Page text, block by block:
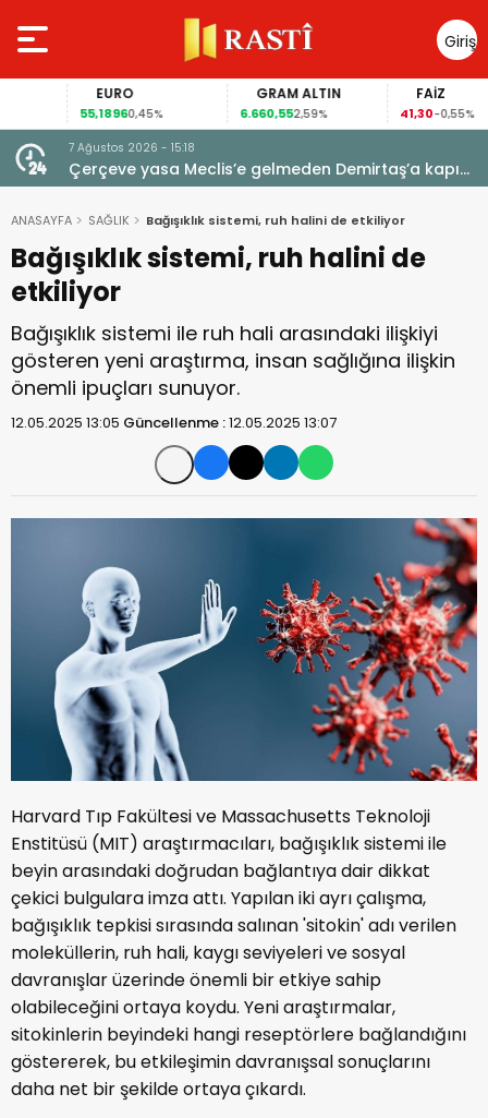
Giriş
Yap
EURO
55,18960,45%
GRAM ALTIN
6.660,552,59% 41,30-0,55%
için
7 Ağustos 2026 - 15:18
Çerçeve yasa Meclis’e gelmeden Demirtaş’a kapı
kapandı: AİHM kararlarının ardından şimdi de siyasi
veto tartışması
ANASAYFA SAĞLIK Bağışıklık sistemi, ruh halini de etkiliyor
Bağışıklık sistemi, ruh halini de
etkiliyor
Bağışıklık sistemi ile ruh hali arasındaki ilişkiyi
gösteren yeni araştırma, insan sağlığına ilişkin
önemli ipuçları sunuyor.
12.05.2025 13:05 Güncellenme :12.05.2025 13:07
Harvard Tıp Fakültesi ve Massachusetts Teknoloji
Enstitüsü (MIT) araştırmacıları, bağışıklık sistemi ile
beyin arasındaki doğrudan bağlantıya dair dikkat
çekici bulgulara imza attı. Yapılan iki ayrı çalışma,
bağışıklık tepkisi sırasında salınan 'sitokin' adı verilen
moleküllerin, ruh hali, kaygı seviyeleri ve sosyal
davranışlar üzerinde önemli bir etkiye sahip
olabileceğini ortaya koydu. Yeni araştırmalar,
sitokinlerin beyindeki hangi reseptörlere bağlandığını
göstererek, bu etkileşimin davranışsal sonuçlarını
daha net bir şekilde ortaya çıkardı.